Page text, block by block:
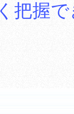
把握